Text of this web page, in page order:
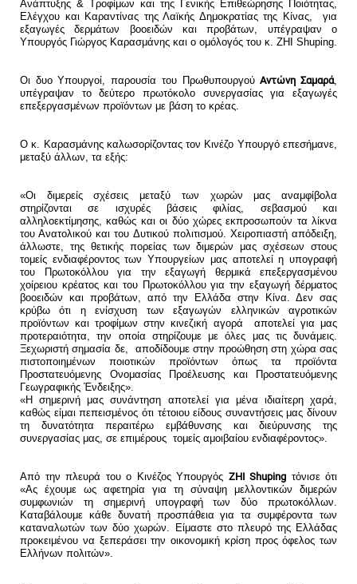
Ανάπτυξης & Τροφίμων και της Γενικής Επιθεώρησης Ποιότητας,
Ελέγχου και Καραντίνας της Λαϊκής Δημοκρατίας της Κίνας, για
εξαγωγές δερμάτων βοοειδών και προβάτων, υπέγραψαν ο
Υπουργός Γιώργος Καρασμάνης και ο ομόλογός του κ. ZHI Shuping.
Οι δυο Υπουργοί, παρουσία του ΠρωθυπουργούΑντώνη Σαμαρά,
υπέγραψαν το δεύτερο πρωτόκολο συνεργασίας για εξαγωγές
επεξεργασμένων προϊόντων με βάση το κρέας.
O κ. Καρασμάνης καλωσορίζοντας τον Κινέζο Υπουργό επεσήμανε,
μεταξύ άλλων, τα εξής:
«Οι διμερείς σχέσεις μεταξύ των χωρών μας αναμφίβολα
στηρίζονται σε ισχυρές βάσεις φιλίας, σεβασμού και
αλληλοεκτίμησης, καθώς και οι δύο χώρες εκπροσωπούν τα λίκνα
του Ανατολικού και του Δυτικού πολιτισμού. Χειροπιαστή απόδειξη,
άλλωστε, της θετικής πορείας των διμερών μας σχέσεων στους
τομείς ενδιαφέροντος των Υπουργείων μας αποτελεί η υπογραφή
του Πρωτοκόλλου για την εξαγωγή θερμικά επεξεργασμένου
χοίρειου κρέατος και του Πρωτοκόλλου για την εξαγωγή δέρματος
βοοειδών και προβάτων, από την Ελλάδα στην Κίνα. Δεν σας
κρύβω ότι η ενίσχυση των εξαγωγών ελληνικών αγροτικών
προϊόντων και τροφίμων στην κινεζική αγορά αποτελεί για μας
προτεραιότητα, την οποία στηρίζουμε με όλες μας τις δυνάμεις.
Ξεχωριστή σημασία δε, αποδίδουμε στην προώθηση στη χώρα σας
πιστοποιημένων ποιοτικών προϊόντων όπως τα προϊόντα
Προστατευόμενης Ονομασίας Προέλευσης και Προστατευόμενης
Γεωγραφικής Ένδειξης».
«Η σημερινή μας συνάντηση αποτελεί για μένα ιδιαίτερη χαρά,
καθώς είμαι πεπεισμένος ότι τέτοιου είδους συναντήσεις μας δίνουν
τη δυνατότητα περαιτέρω εμβάθυνσης και διεύρυνσης της
συνεργασίας μας, σε επιμέρους τομείς αμοιβαίου ενδιαφέροντος».
Από την πλευρά του ο Κινέζος Υπουργός ZHI Shuping τόνισε ότι
«Ας έχουμε ως αφετηρία για τη σύναψη μελλοντικών διμερών
συμφωνιών τη σημερινή υπογραφή των δύο πρωτοκόλλων.
Καταβάλουμε κάθε δυνατή προσπάθεια για τα συμφέροντα των
καταναλωτών των δύο χωρών. Είμαστε στο πλευρό της Ελλάδας
προκειμένου να ξεπεράσει την οικονομική κρίση προς όφελος των
Ελλήνων πολιτών».